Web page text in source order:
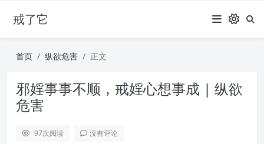
戒了它
首页 纵欲危害 正文
邪婬事事不顺，戒婬心想事成 | 纵欲
危害
97次阅读 没有评论